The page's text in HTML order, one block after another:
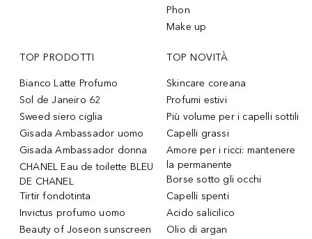
Phon
Make up
TOP PRODOTTI
Bianco Latte Profumo
Sol de Janeiro 62
Sweed siero ciglia
Gisada Ambassador uomo
Gisada Ambassador donna
CHANEL Eau de toilette BLEU
DE CHANEL
Tirtir fondotinta
Invictus profumo uomo
Beauty of Joseon sunscreen
TOP NOVITÀ
Skincare coreana
Profumi estivi
Più volume per i capelli sottili
Capelli grassi
Amore per i ricci: mantenere
la permanente
Borse sotto gli occhi
Capelli spenti
Acido salicilico
Olio di argan